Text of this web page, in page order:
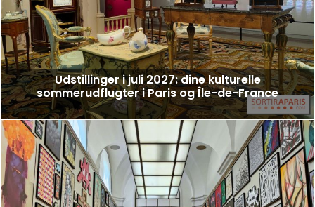
Udstillinger i juli 2027: dine kulturelle
sommerudflugter i Paris og Île-de-France